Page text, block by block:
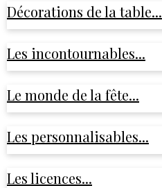
Décorations de la table...
Les incontournables...
Le monde de la fête...
Les personnalisables...
Les licences...